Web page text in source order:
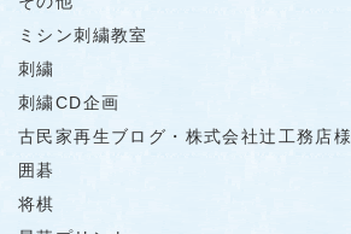
ミシン刺繍教室
刺繍
刺繍CD企画
古民家再生ブログ・株式会社辻工務店様
囲碁
将棋